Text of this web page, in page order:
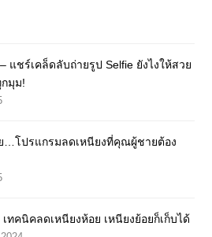
แชร์เคล็ดลับถ่ายรูป Selfie ยังไงให้สวย
มุม!
…โปรแกรมลดเหนียงที่คุณผู้ชายต้อง
ทคนิคลดเหนียงห้อย เหนียงย้อยก็เก็บได้